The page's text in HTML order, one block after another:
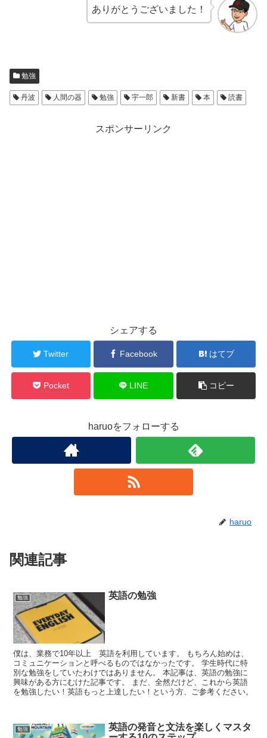
ありがとうございました！
勉強
丹波 人間の器 勉強 宇一郎 新書 本 読書
スポンサーリンク
シェアする
Twitter Facebook はてブ
Pocket LINE コピー
haruoをフォローする
haruo
関連記事
勉強 英語の勉強
僕は、業務で10年以上 英語を利用しています。 もちろん始めは、
コミュニケーションと呼べるものではなかったです。 学生時代に特
別な勉強をしていたわけではありません。 本記事は、英語の勉強に
興味がある方にむけた記事です。 まだ、全然だけど、これから英語
を勉強したい！英語もっと上達したい！という方、ご参考ください。
勉強
英語の発音と文法を楽しくマスタ